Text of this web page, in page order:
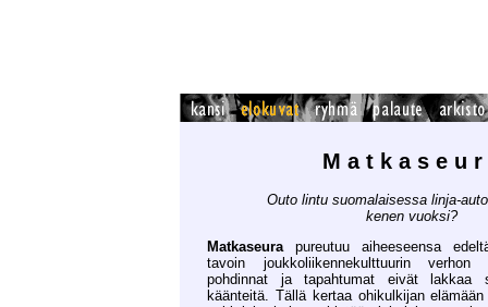
M a t k a s e u r
Outo lintu suomalaisessa linja-
kenen vuoksi?
Matkaseurapureutuu aiheeseensa
tavoin joukkoliikennekulttuurin verhon
pohdinnat ja tapahtumat eivät lakkaa
käänteitä. Tällä kertaa ohikulkijan